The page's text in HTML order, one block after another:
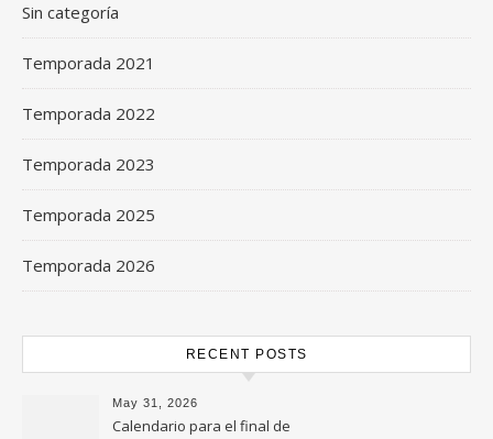
Sin categoría
Temporada 2021
Temporada 2022
Temporada 2023
Temporada 2025
Temporada 2026
RECENT POSTS
May 31, 2026
Calendario para el final de